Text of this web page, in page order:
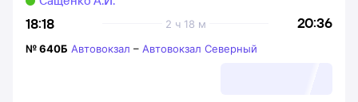
18:18 20:36
2 ч 18 м
№640Б Автовокзал – Автовокзал Северный